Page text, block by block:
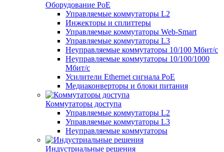
Оборудование PoE
Управляемые коммутаторы L2
Инжекторы и сплиттеры
Управляемые коммутаторы Web-Smart
Управляемые коммутаторы L3
Неуправляемые коммутаторы 10/100 Мбит/с
Неуправляемые коммутаторы 10/100/1000
Мбит/с
Усилители Ethernet сигнала PoE
Медиаконверторы и блоки питания
Коммутаторы доступа
Управляемые коммутаторы L2
Управляемые коммутаторы L3
Неуправляемые коммутаторы
Индустриальные решения